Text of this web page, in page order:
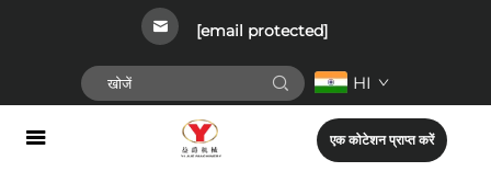
[email protected]
HI
एक कोटेशन प्राप्त करें